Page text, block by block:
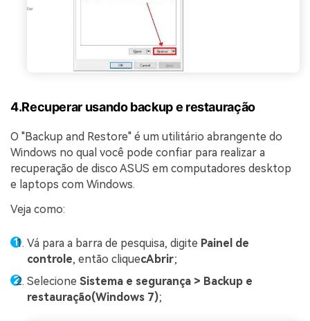
4.Recuperar usando backup e restauração
O "Backup and Restore" é um utilitário abrangente do
Windows no qual você pode confiar para realizar a
recuperação de disco ASUS em computadores desktop
e laptops com Windows.
Veja como:
Vá para a barra de pesquisa, digite Painel de
controle, então cliquecAbrir;
Selecione Sistema e segurança > Backup e
restauração(Windows 7);